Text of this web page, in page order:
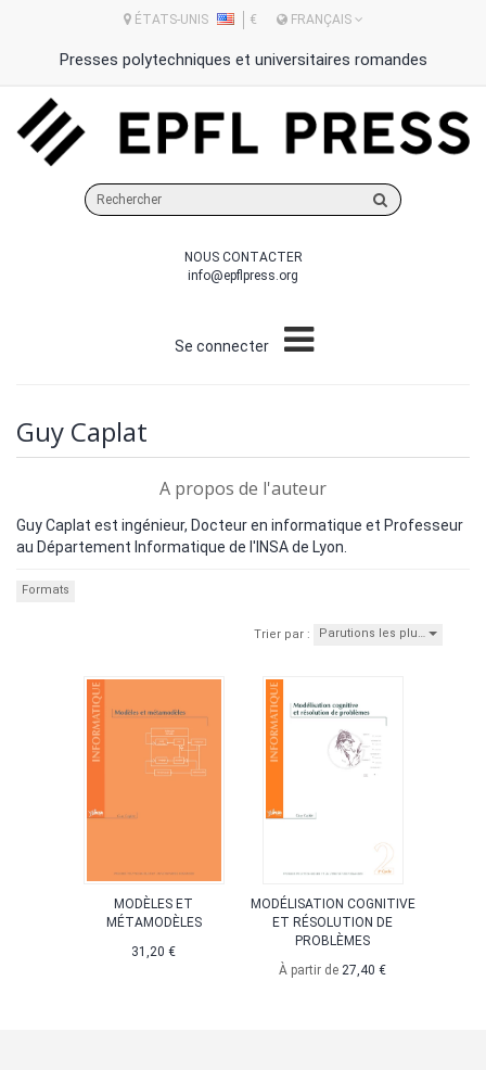
ÉTATS-UNIS € FRANÇAIS
Presses polytechniques et universitaires romandes
sur
site
NOUS CONTACTER
info@epflpress.org
Se connecter
Guy Caplat
A propos de l'auteur
Guy Caplat est ingénieur, Docteur en informatique et Professeur
au Département Informatique de l'INSA de Lyon.
Formats
Trier par : Parutions les plu…
MODÈLES ET
MÉTAMODÈLES
31,20 €
MODÉLISATION COGNITIVE
ET RÉSOLUTION DE
PROBLÈMES
À partir de 27,40 €